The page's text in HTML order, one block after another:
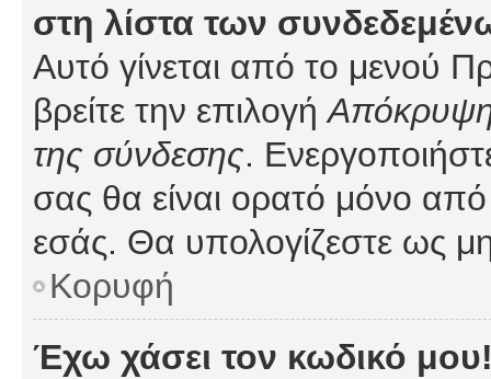
στη λίστα των
Αυτό γίνεται από το μενού
βρείτε την επιλογήΑπόκρυψη
της σύνδεσης.
σας θα είναι ορατό μόνο από
εσάς. Θα υπολογίζεστε ως
Κορυφή
Έχω χάσει τον κωδικό